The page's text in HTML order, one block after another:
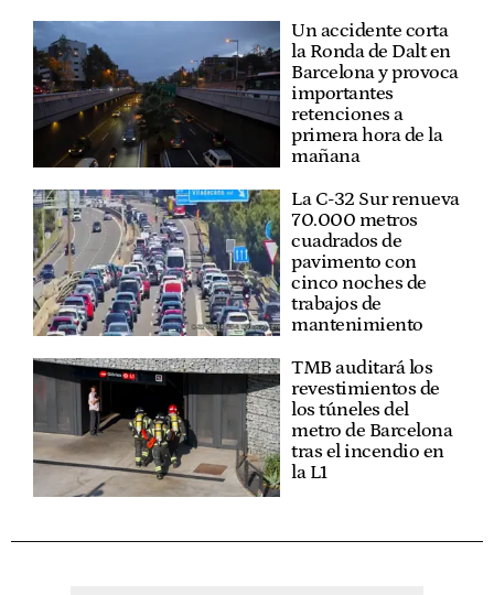
Un accidente corta
la Ronda de Dalt en
Barcelona y provoca
importantes
retenciones a
primera hora de la
mañana
La C-32 Sur renueva
70.000 metros
cuadrados de
pavimento con
cinco noches de
trabajos de
mantenimiento
TMB auditará los
revestimientos de
los túneles del
metro de Barcelona
tras el incendio en
la L1